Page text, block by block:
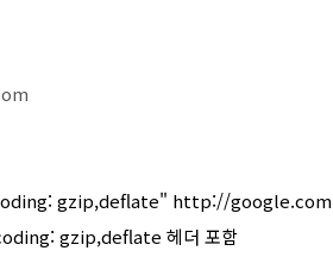
gzip,deflate" http://google.com
gzip,deflate 헤더 포함